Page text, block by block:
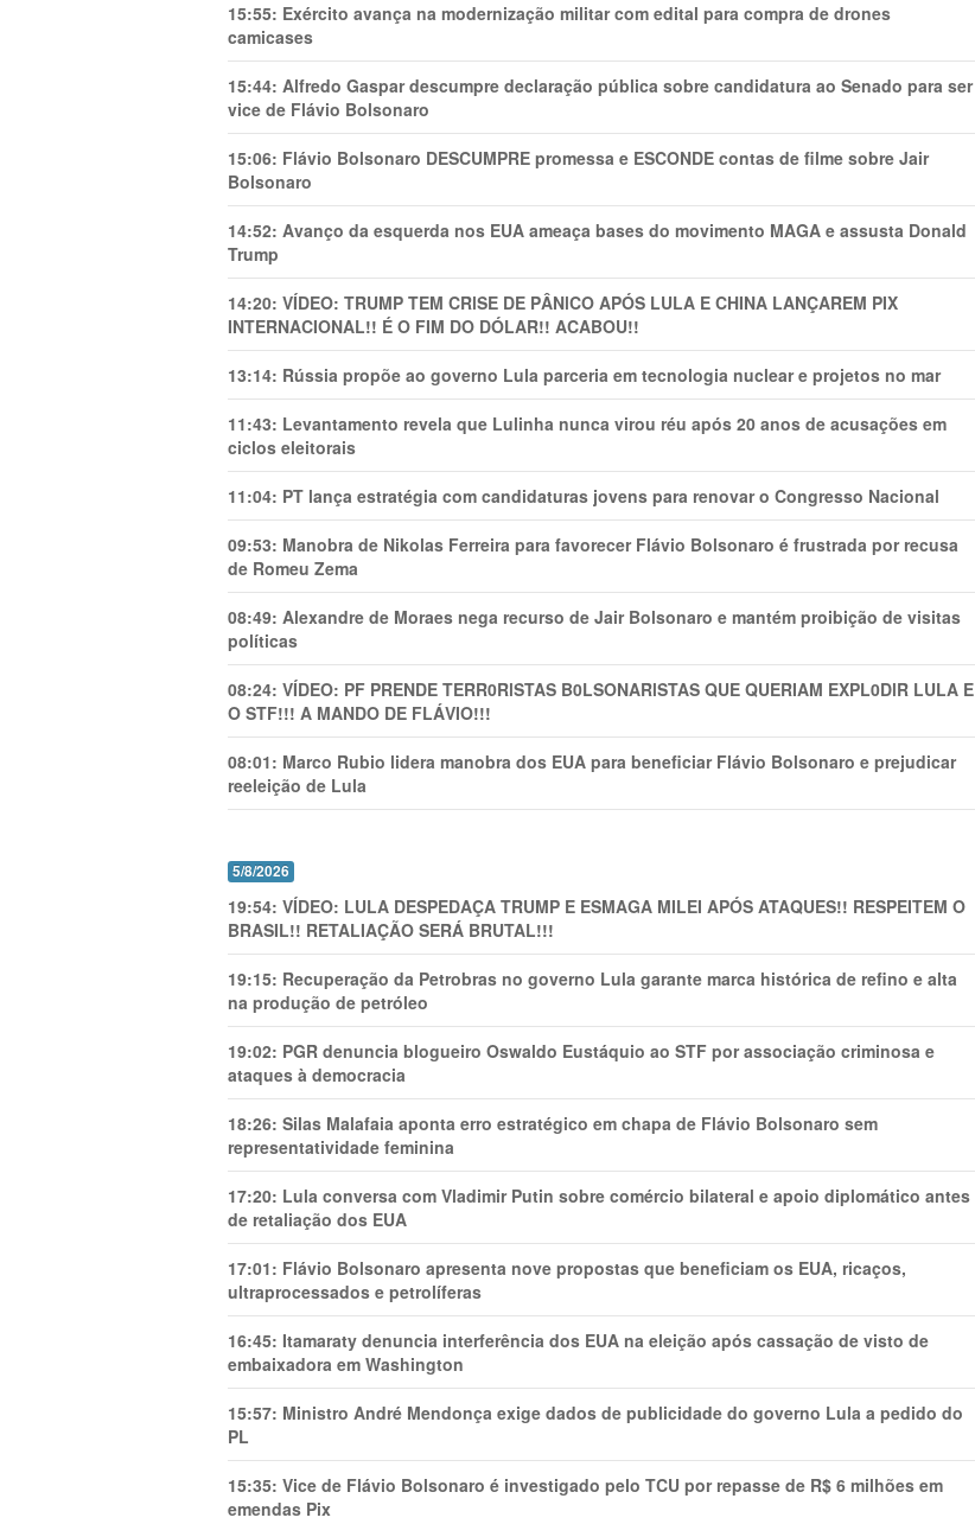
15:55: Exército avança na modernização militar com edital para compra de drones
camicases
15:44: Alfredo Gaspar descumpre declaração pública sobre candidatura ao Senado para ser
vice de Flávio Bolsonaro
15:06: Flávio Bolsonaro DESCUMPRE promessa e ESCONDE contas de filme sobre Jair
Bolsonaro
14:52: Avanço da esquerda nos EUA ameaça bases do movimento MAGA e assusta Donald
Trump
14:20: VÍDEO: TRUMP TEM CRlSE DE PÂNlCO APÓS LULA E CHINA LANÇAREM PIX
INTERNACIONAL!! É O FIM DO DÓLAR!! ACABOU!!
13:14: Rússia propõe ao governo Lula parceria em tecnologia nuclear e projetos no mar
11:43: Levantamento revela que Lulinha nunca virou réu após 20 anos de acusações em
ciclos eleitorais
11:04: PT lança estratégia com candidaturas jovens para renovar o Congresso Nacional
09:53: Manobra de Nikolas Ferreira para favorecer Flávio Bolsonaro é frustrada por recusa
de Romeu Zema
08:49: Alexandre de Moraes nega recurso de Jair Bolsonaro e mantém proibição de visitas
políticas
08:24: VÍDEO: PF PRENDE TERR0RlSTAS B0LSONARlSTAS QUE QUERIAM EXPL0DlR LULA E
O STF!!! A MANDO DE FLÁVIO!!!
08:01: Marco Rubio lidera manobra dos EUA para beneficiar Flávio Bolsonaro e prejudicar
reeleição de Lula
5/8/2026
19:54: VÍDEO: LULA DESPEDAÇA TRUMP E ESMAGA MILEI APÓS ATAQUES!! RESPEITEM O
BRASIL!! RETALIAÇÃO SERÁ BRUTAL!!!
19:15: Recuperação da Petrobras no governo Lula garante marca histórica de refino e alta
na produção de petróleo
19:02: PGR denuncia blogueiro Oswaldo Eustáquio ao STF por associação criminosa e
ataques à democracia
18:26: Silas Malafaia aponta erro estratégico em chapa de Flávio Bolsonaro sem
representatividade feminina
17:20: Lula conversa com Vladimir Putin sobre comércio bilateral e apoio diplomático antes
de retaliação dos EUA
17:01: Flávio Bolsonaro apresenta nove propostas que beneficiam os EUA, ricaços,
ultraprocessados e petrolíferas
16:45: Itamaraty denuncia interferência dos EUA na eleição após cassação de visto de
embaixadora em Washington
15:57: Ministro André Mendonça exige dados de publicidade do governo Lula a pedido do
PL
15:35: Vice de Flávio Bolsonaro é investigado pelo TCU por repasse de R$ 6 milhões em
emendas Pix